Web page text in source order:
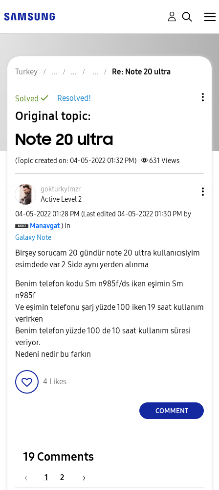
Turkey Re: Note 20 ultra
Resolved!
Solved
Original topic:
Note 20 ultra
(Topic created on: 04-05-2022 01:32 PM) 631 Views
gokturkylmzr
Active Level 2
‎04-05-2022 01:28 PM (Last edited ‎04-05-2022 01:30 PM by
Manavgat ) in
Galaxy Note
Birşey sorucam 20 gündür note 20 ultra kullanıcısiyim
esimdede var 2 Side aynı yerden alınma
Benim telefon kodu Sm n985f/ds iken eşimin Sm
n985f
Ve eşimin telefonu şarj yüzde 100 iken 19 saat kullanım
verirken
Benim telefon yüzde 100 de 10 saat kullanım süresi
veriyor.
Nedeni nedir bu farkın
4 Likes
COMMENT
19 Comments
1 2